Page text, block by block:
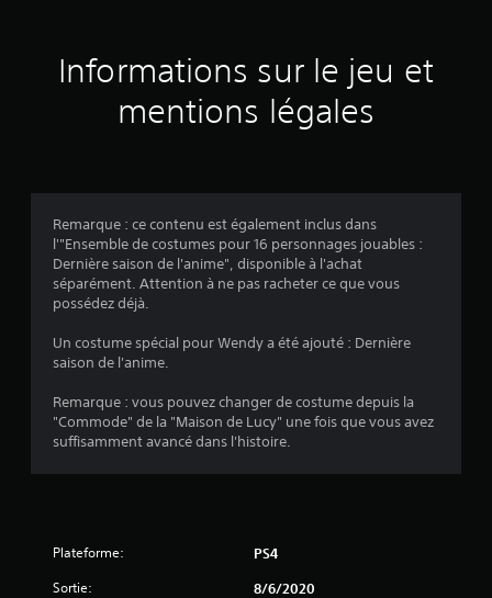
v
u
a
t
n
Informations sur le jeu et
mentions légales
Remarque : ce contenu est également inclus dans
l'"Ensemble de costumes pour 16 personnages jouables :
Dernière saison de l'anime", disponible à l'achat
séparément. Attention à ne pas racheter ce que vous
possédez déjà.
Un costume spécial pour Wendy a été ajouté : Dernière
saison de l'anime.
Remarque : vous pouvez changer de costume depuis la
"Commode" de la "Maison de Lucy" une fois que vous avez
suffisamment avancé dans l'histoire.
Plateforme: PS4
Sortie: 8/6/2020